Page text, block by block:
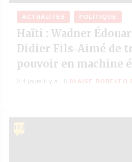
ACTUALITÉS POLITIQUE
Haïti : Wadner
Didier Fils-Aimé de
pouvoir en machine
4 jours il y a BLAISE ROBELTO
172